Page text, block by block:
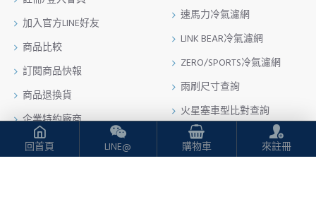
加入官方LINE好友
商品比較
訂閱商品快報
商品退換貨
企業特約廠商
速馬力冷氣濾網
LINK BEAR冷氣濾網
ZERO/SPORTS冷氣濾網
雨刷尺寸查詢
火星塞車型比對查詢
回首頁 LINE@ 購物車 來註冊